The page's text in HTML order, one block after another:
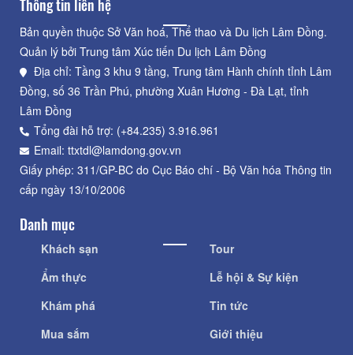
Thông tin liên hệ
Bản quyền thuộc Sở Văn hoá, Thể thao và Du lịch Lâm Đồng.
Quản lý bởi Trung tâm Xúc tiến Du lịch Lâm Đồng
Địa chỉ: Tầng 3 khu 9 tầng, Trung tâm Hành chính tỉnh Lâm
Đồng, số 36 Trần Phú, phường Xuân Hương - Đà Lạt, tỉnh
Lâm Đồng
Tổng đài hỗ trợ: (+84.235) 3.916.961
Email: ttxtdl@lamdong.gov.vn
Giấy phép: 311/GP-BC do Cục Báo chí - Bộ Văn hóa Thông tin
cấp ngày 13/10/2006
Danh mục
Khách sạn
Ẩm thực
Khám phá
Mua sắm
Tour
Lễ hội & Sự kiện
Tin tức
Giới thiệu